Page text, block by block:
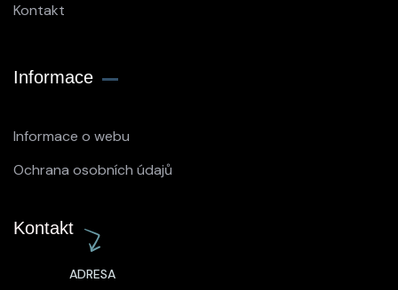
Kontakt
Informace
Informace o webu
Ochrana osobních údajů
Kontakt
ADRESA